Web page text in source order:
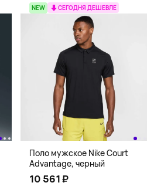
NEW СЕГОДНЯ ДЕШЕВЛЕ
Поло мужское Nike Court
Advantage, черный
10 561 ₽